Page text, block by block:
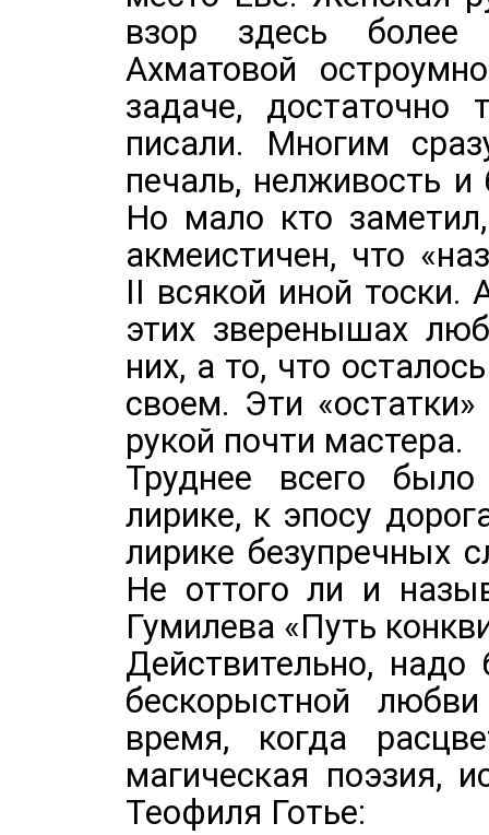
взор здесь
Ахматовой
задаче, достаточно
писали. Многим
печаль, нелживость и
Но мало кто
акмеистичен, что
II всякой иной тоски.
этих зверенышах
них, а то, что
своем. Эти
рукой почти мастера.
Труднее всего
лирике, к эпосу
лирике безупречных
Не оттого ли и
Гумилева «Путь
Действительно,
бескорыстной
время, когда
магическая поэзия,
Теофиля Готье: